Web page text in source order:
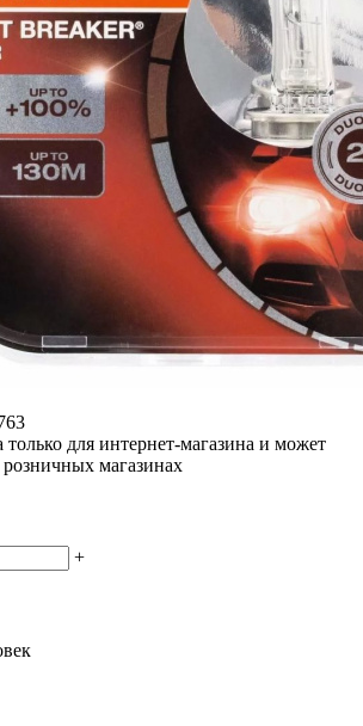
только для интернет-магазина и может
розничных магазинах
+